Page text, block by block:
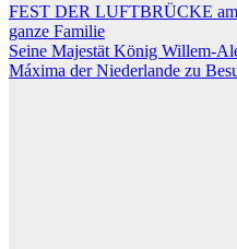
Beitragsnavigation
FEST DER LUFTBRÜCKE
ganze Familie
Seine Majestät König Willem-
Máxima der Niederlande zu